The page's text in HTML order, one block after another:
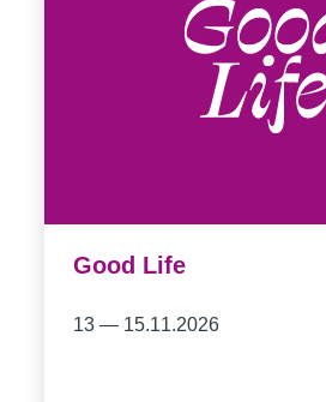
Good Life
13 — 15.11.2026